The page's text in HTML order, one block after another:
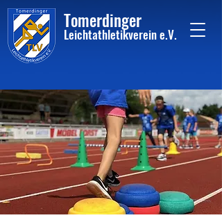
Tomerdinger
Leichtathletikvereine.V.